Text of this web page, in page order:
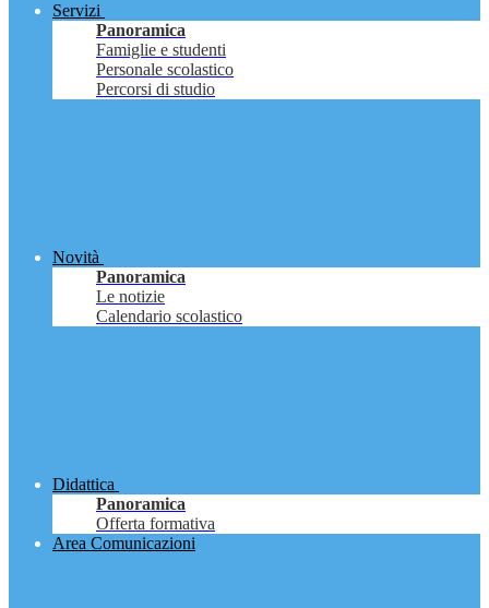
Servizi
Panoramica
Famiglie e studenti
Personale scolastico
Percorsi di studio
Novità
Panoramica
Le notizie
Calendario scolastico
Didattica
Panoramica
Offerta formativa
Area Comunicazioni